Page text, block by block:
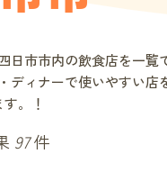
日市市内の飲食店を一覧
ディナーで使いやすい店
。！
97件